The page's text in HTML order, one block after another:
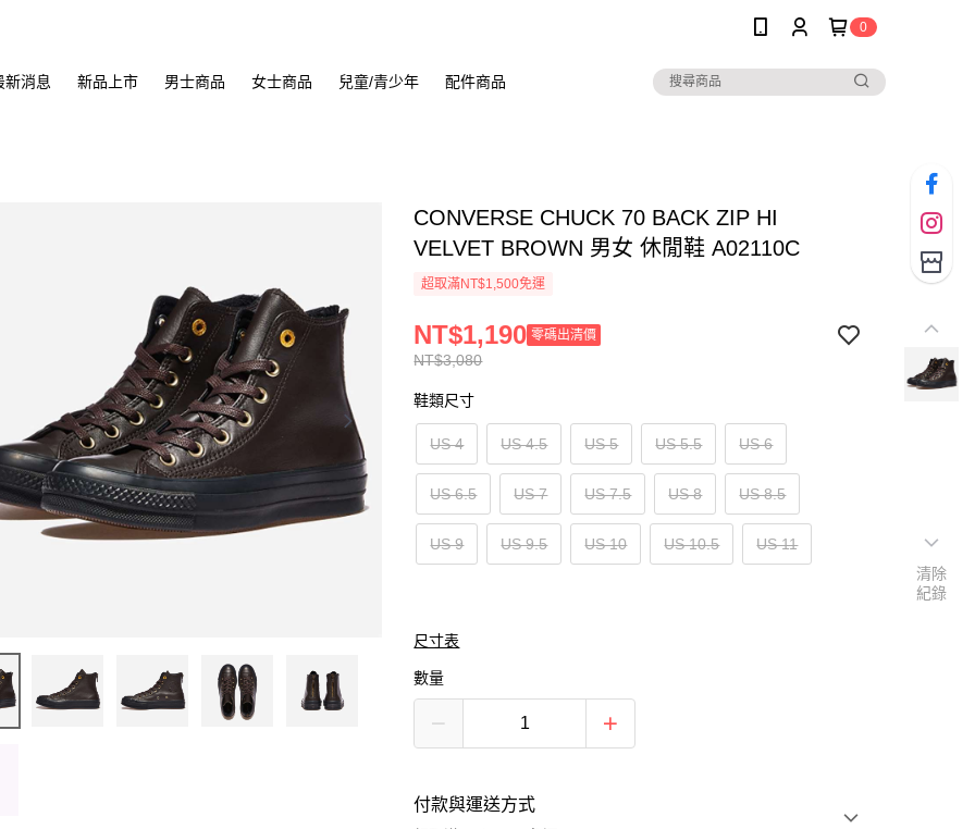
0
新消息 新品上市 男士商品 女士商品 兒童/青少年 配件商品
CONVERSE CHUCK 70 BACK ZIP HI
VELVET BROWN 男女 休閒鞋 A02110C
超取滿NT$1,500免運
NT$3,080
NT$1,190 零碼出清價
鞋類尺寸
US 4 US 4.5 US 5 US 5.5 US 6
US 6.5 US 7 US 7.5 US 8 US 8.5
US 9 US 9.5 US 10 US 10.5 US 11
尺寸表
數量
付款與運送方式
清除
紀錄